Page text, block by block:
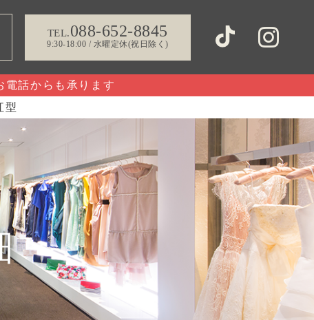
TEL.088-652-8845
9:30-18:00 / 水曜定休(祝日除く)
電話からも承ります
型